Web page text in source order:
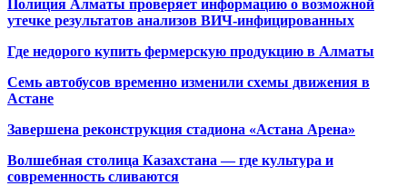
Полиция Алматы проверяет информацию о возможной
утечке результатов анализов ВИЧ-инфицированных
Где недорого купить фермерскую продукцию в Алматы
Семь автобусов временно изменили схемы движения в
Астане
Завершена реконструкция стадиона «Астана Арена»
Волшебная столица Казахстана — где культура и
современность сливаются